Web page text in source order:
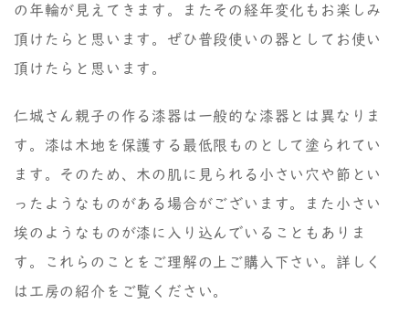
の年輪が見えてきます。またその経年変化もお楽しみ
頂けたらと思います。ぜひ普段使いの器としてお使い
頂けたらと思います。
仁城さん親子の作る漆器は一般的な漆器とは異なりま
す。漆は木地を保護する最低限ものとして塗られてい
ます。そのため、木の肌に見られる小さい穴や節とい
ったようなものがある場合がございます。また小さい
埃のようなものが漆に入り込んでいることもありま
す。これらのことをご理解の上ご購入下さい。詳しく
は工房の紹介をご覧ください。